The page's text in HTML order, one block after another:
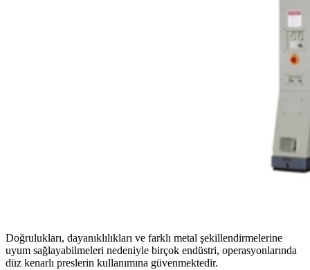
Doğrulukları, dayanıklılıkları ve farklı metal şekillendirmelerine
uyum sağlayabilmeleri nedeniyle birçok endüstri, operasyonlarında
düz kenarlı preslerin kullanımına güvenmektedir.